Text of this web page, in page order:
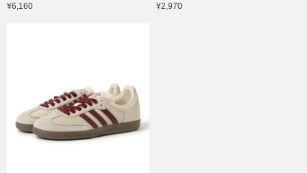
¥6,160 ¥2,970